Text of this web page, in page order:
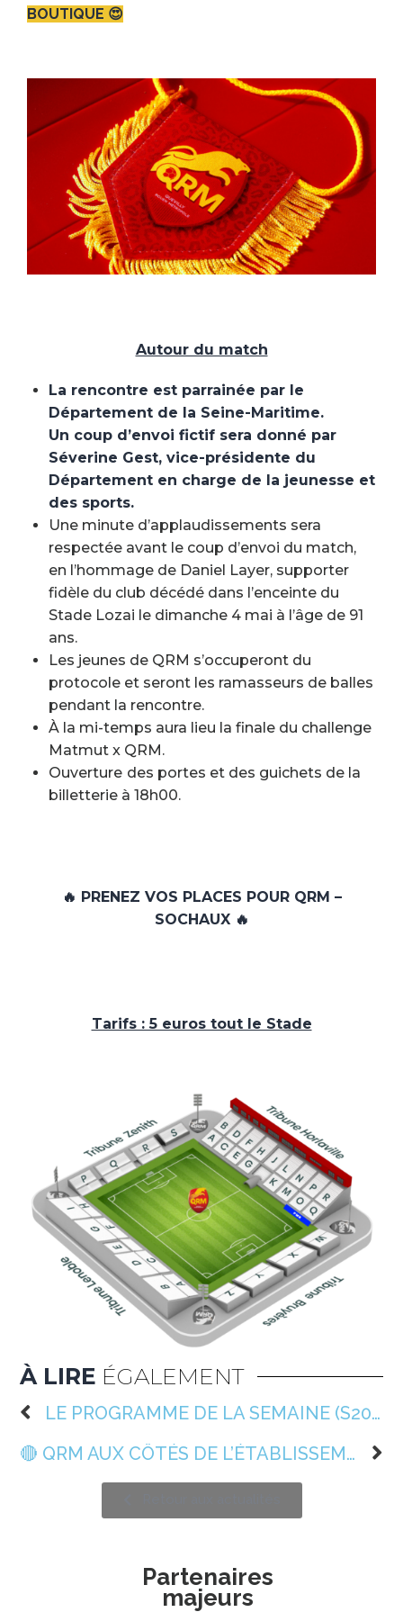
BOUTIQUE 😍
Autour du match
La rencontre est parrainée par le
Département de la Seine-Maritime.
Un coup d’envoi fictif sera donné par
Séverine Gest, vice-présidente du
Département en charge de la jeunesse et
des sports.
Une minute d’applaudissements sera
respectée avant le coup d’envoi du match,
en l’hommage de Daniel Layer, supporter
fidèle du club décédé dans l’enceinte du
Stade Lozai le dimanche 4 mai à l’âge de 91
ans.
Les jeunes de QRM s’occuperont du
protocole et seront les ramasseurs de balles
pendant la rencontre.
À la mi-temps aura lieu la finale du challenge
Matmut x QRM.
Ouverture des portes et des guichets de la
billetterie à 18h00.
🔥 PRENEZ VOS PLACES POUR QRM –
SOCHAUX 🔥
Tarifs : 5 euros tout le Stade
À LIRE ÉGALEMENT
LE PROGRAMME DE LA SEMAINE (S20) 📆
🔴 QRM AUX CÔTÉS DE L’ÉTABLISSEMENT FRANÇAIS DU SANG
Partenaires
majeurs